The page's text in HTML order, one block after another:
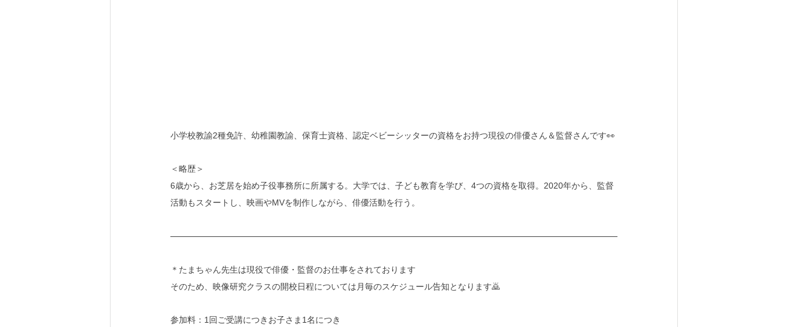
小学校教諭2種免許、幼稚園教諭、保育士資格、認定ベビーシッターの資格をお持つ現役の俳優さん＆監督さんです👀
＜略歴＞
6歳から、お芝居を始め子役事務所に所属する。大学では、子ども教育を学び、4つの資格を取得。2020年から、監督
活動もスタートし、映画やMVを制作しながら、俳優活動を行う。
＊たまちゃん先生は現役で俳優・監督のお仕事をされております
そのため、映像研究クラスの開校日程については月毎のスケジュール告知となります🙇
参加料：1回ご受講につきお子さま1名につき